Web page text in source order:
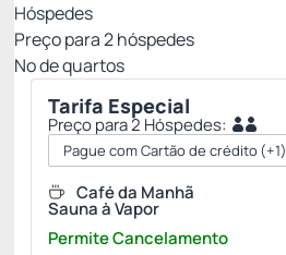
Hóspedes
Preço para2hóspedes
Nº de quartos
Tarifa Especial
Preço para 2 Hóspedes:
Pague com Cartão de crédito(+1)
Café da Manhã
Sauna à Vapor
Permite Cancelamento